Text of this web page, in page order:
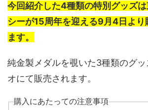
今回紹介した4種類の特別グッズ
シーが15周年を迎える9月4日より
ます。
純金製メダルを覗いた3種類のグッ
オにて販売されます。
購入にあたっての注意事項